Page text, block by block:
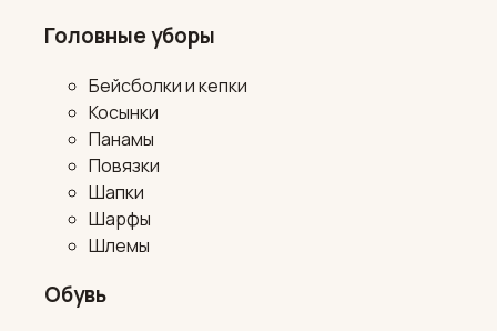
Головные уборы
Бейсболки и кепки
Косынки
Панамы
Повязки
Шапки
Шарфы
Шлемы
Обувь